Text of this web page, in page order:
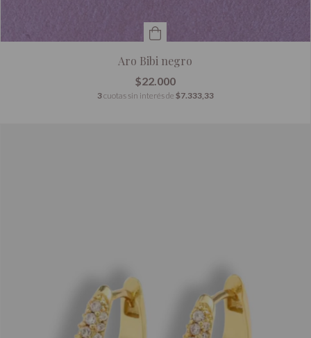
Aro Bibi negro
$22.000
3cuotas sin interés de $7.333,33